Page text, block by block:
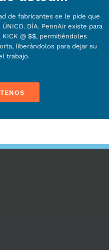
de fabricantes se le pide que
ÚNICO. DÍA. PennAir existe para
KICK @ $$, permitiéndoles
liberándolos para dejar su
trabajo.